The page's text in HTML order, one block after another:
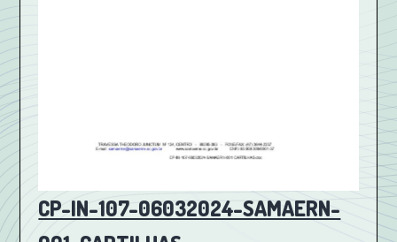
CP-IN-107-06032024-SAMAERN-